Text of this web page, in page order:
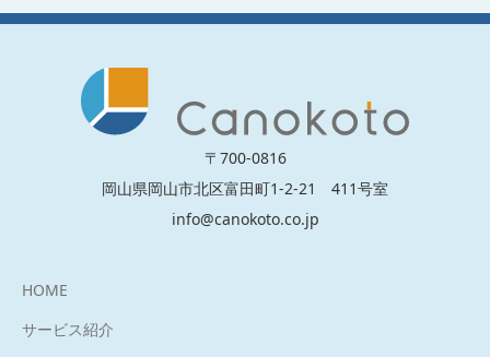
〒700-0816
岡山県岡山市北区富田町1-2-21 411号室
info@canokoto.co.jp
HOME
サービス紹介